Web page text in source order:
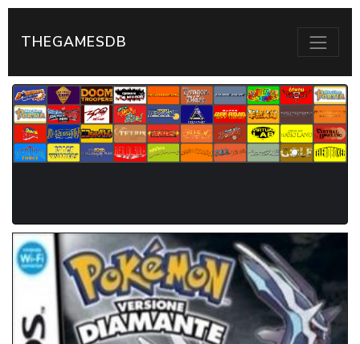
THEGAMESDB